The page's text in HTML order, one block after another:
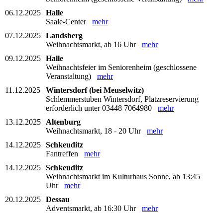
06.12.2025 Halle
Saale-Center mehr
07.12.2025 Landsberg
Weihnachtsmarkt, ab 16 Uhr mehr
09.12.2025 Halle
Weihnachtsfeier im Seniorenheim (geschlossene
Veranstaltung) mehr
11.12.2025
Wintersdorf (bei Meuselwitz)
Schlemmerstuben Wintersdorf, Platzreservierung
erforderlich unter 03448 7064980 mehr
13.12.2025
Altenburg
Weihnachtsmarkt, 18 - 20 Uhr mehr
14.12.2025 Schkeuditz
Fantreffen mehr
14.12.2025 Schkeuditz
Weihnachtsmarkt im Kulturhaus Sonne, ab 13:45
Uhr mehr
20.12.2025 Dessau
Adventsmarkt, ab 16:30 Uhr mehr